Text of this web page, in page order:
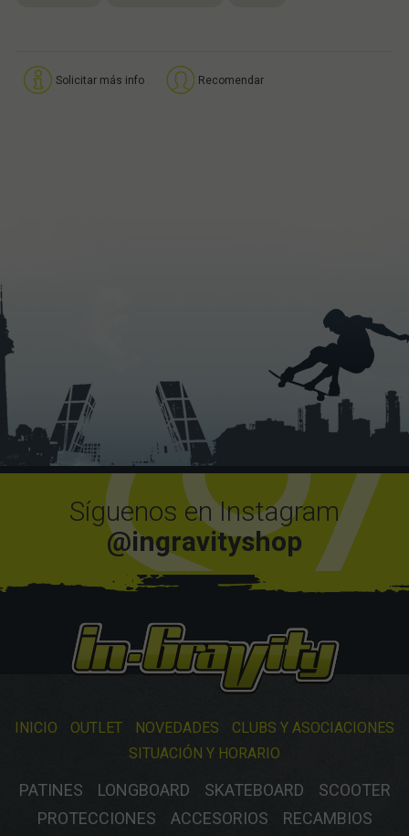
Solicitar más info Recomendar
Síguenos en Instagram
@ingravityshop
INICIO OUTLET NOVEDADES
CLUBS Y ASOCIACIONES
SITUACIÓN Y HORARIO
PATINES LONGBOARD SKATEBOARD
SCOOTER
PROTECCIONES
ACCESORIOS
RECAMBIOS